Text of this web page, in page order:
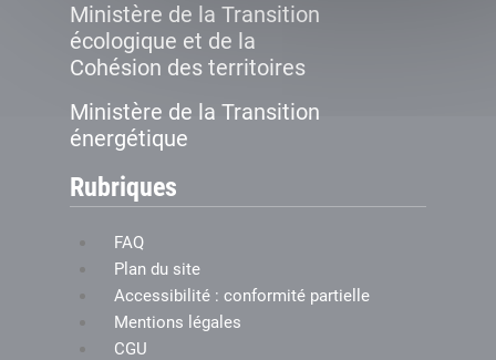
Ministère de la Transition
écologique et de la
Cohésion des territoires
Ministère de la Transition
énergétique
Rubriques
FAQ
Plan du site
Accessibilité : conformité partielle
Mentions légales
CGU